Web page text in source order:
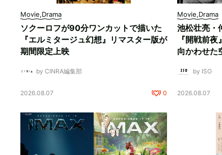
Movie,Drama
ソクーロフが90分ワンカットで描いた
『エルミタージュ幻想』リマスター版が
期間限定上映
by CINRA編集部
2026.08.07 0
Movie,Drama
池松壮亮・
『開戦前
向かわせた
by ISO
2026.08.07